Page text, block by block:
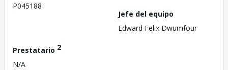
P045188
Jefe del equipo
Edward Felix Dwumfour
Prestatario 2
N/A